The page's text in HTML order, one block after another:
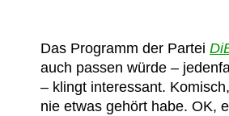
Das Programm der Partei
auch passen würde –
– klingt interessant.
nie etwas gehört habe. OK,